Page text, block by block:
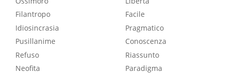
Filantropo
Idiosincrasia
Pusillanime
Refuso
Neofita
Facile
Pragmatico
Conoscenza
Riassunto
Paradigma